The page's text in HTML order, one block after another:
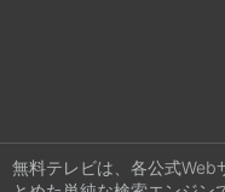
無料テレビは、各公式Web